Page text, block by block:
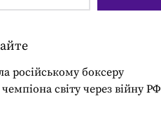
російському боксеру
світу через війну РФ